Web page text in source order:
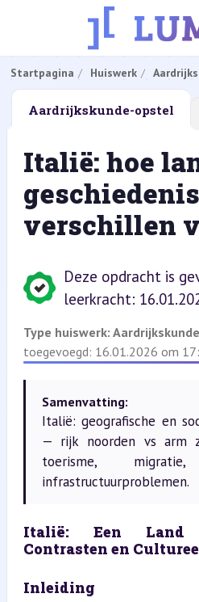
Startpagina Huiswerk
Aardrijkskunde-opstel
Italië: hoe
verschillen
Deze opdracht is
leerkracht:
Type huiswerk:
toegevoegd: 16.01.2026 om
Samenvatting:
Italië: geografische en
— rijk noorden vs arm
toerisme,
infrastructuurproblemen.
Italië: Een Land
Contrasten en
Inleiding